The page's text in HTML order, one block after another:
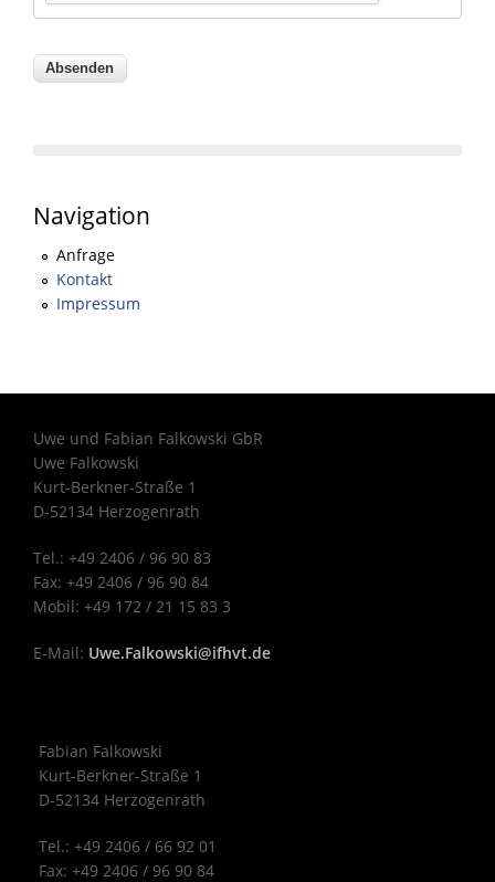
Navigation
Anfrage
Kontakt
Impressum
Uwe und Fabian Falkowski GbR
Uwe Falkowski
Kurt-Berkner-Straße 1
D-52134 Herzogenrath
Tel.: +49 2406 / 96 90 83
Fax: +49 2406 / 96 90 84
Mobil: +49 172 / 21 15 83 3
E-Mail: Uwe.Falkowski@ifhvt.de
Fabian Falkowski
Kurt-Berkner-Straße 1
D-52134 Herzogenrath
Tel.: +49 2406 / 66 92 01
Fax: +49 2406 / 96 90 84